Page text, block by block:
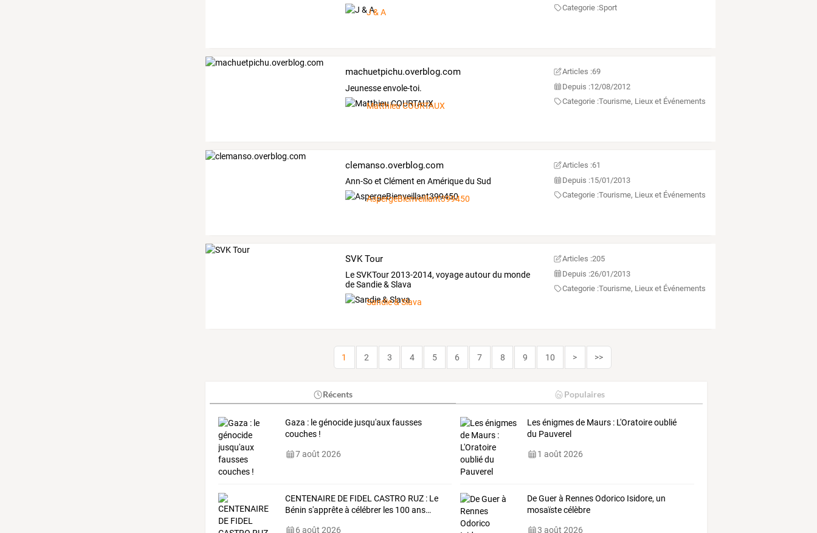
J & A
Categorie :Sport
machuetpichu.overblog.com
Jeunesse envole-toi.
Matthieu COURTAUX
Articles :69
Depuis :12/08/2012
Categorie :Tourisme, Lieux et Événements
clemanso.overblog.com
Ann-So et Clément en Amérique du Sud
AspergeBienveillant399450
Articles :61
Depuis :15/01/2013
Categorie :Tourisme, Lieux et Événements
SVK Tour
Le SVKTour 2013-2014, voyage autour du monde
de Sandie & Slava
Sandie & Slava
Articles :205
Depuis :26/01/2013
Categorie :Tourisme, Lieux et Événements
1 2 3 4 5 6 7 8 9 10 > >>
Récents Populaires
Gaza : le génocide jusqu'aux fausses
couches !
7 août 2026
Les énigmes de Maurs : L'Oratoire oublié
du Pauverel
1 août 2026
CENTENAIREDEFIDELCASTRO RUZ:Le
Bénin s'apprêteà célébrerles100 ans…
6 août 2026
De Guer à Rennes Odorico Isidore, un
mosaïste célèbre
3 août 2026